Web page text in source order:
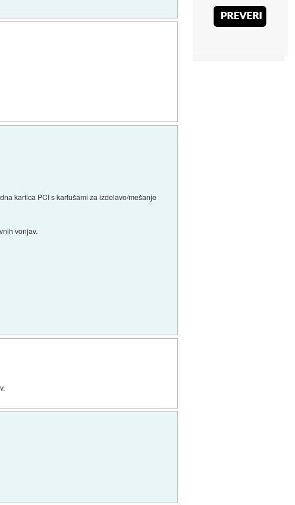
kartica PCI s kartušami za izdelavo/mešanje
vonjav.